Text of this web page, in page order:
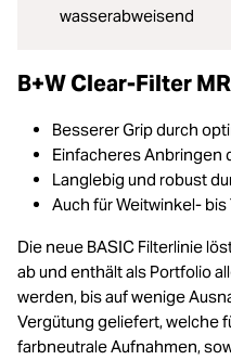
wasserabweisend
B+W Clear-Filter
Besserer Grip durch
Einfacheres Anbringen
Langlebig und robust
Auch für Weitwinkel-
Die neue BASIC Filterlinie
ab und enthält als Portfolio
werden, bis auf wenige
Vergütung geliefert, welche
farbneutrale Aufnahmen,